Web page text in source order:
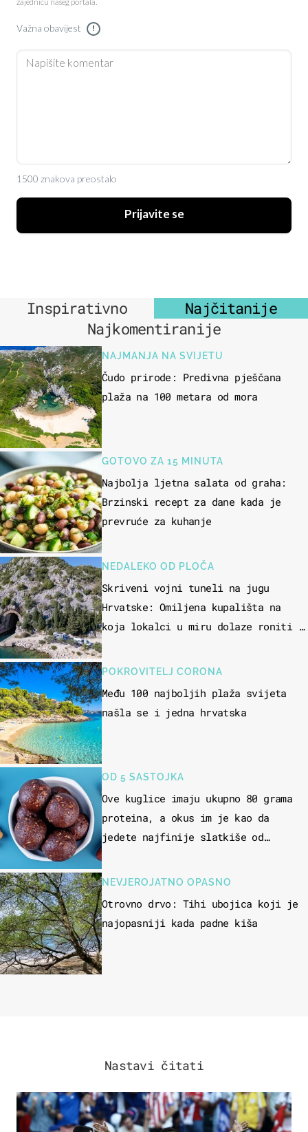
zajednicu našeg portala.
Važna obavijest !
1500 znakova preostalo
Prijavite se
Inspirativno
Najčitanije
Najkomentiranije
NAJMANJA NA SVIJETU
Čudo prirode: Predivna pješčana
plaža na 100 metara od mora
GOTOVO ZA 15 MINUTA
Najbolja ljetna salata od graha:
Brzinski recept za dane kada je
prevruće za kuhanje
NEDALEKO OD PLOČA
Skriveni vojni tuneli na jugu
Hrvatske: Omiljena kupališta na
koja lokalci u miru dolaze roniti i
POKROVITELJ CORONA
Među 100 najboljih plaža svijeta
našla se i jedna hrvatska
OD 5 SASTOJKA
Ove kuglice imaju ukupno 80 grama
proteina, a okus im je kao da
jedete najfinije slatkiše od
NEVJEROJATNO OPASNO
Otrovno drvo: Tihi ubojica koji je
najopasniji kada padne kiša
Nastavi čitati
SVJETSKO PRVENSTVO 2026